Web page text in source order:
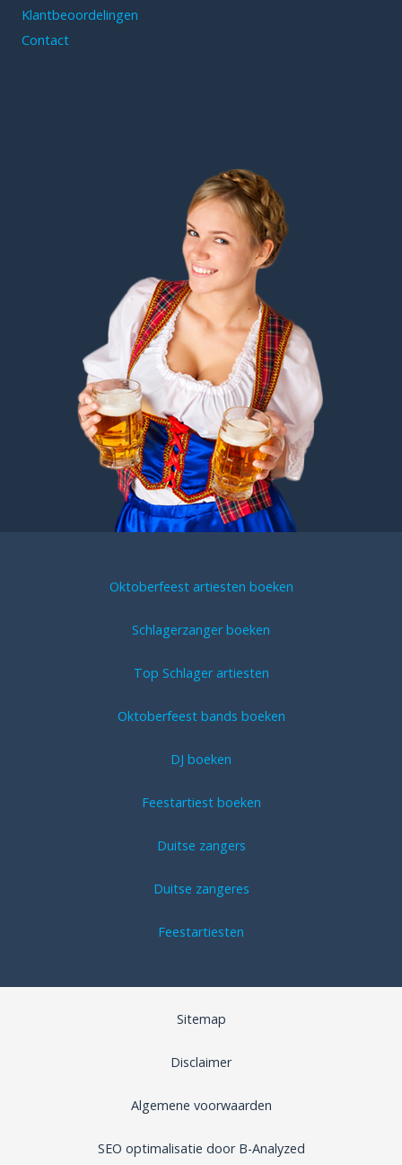
Klantbeoordelingen
Contact
Oktoberfeest artiesten boeken
Schlagerzanger boeken
Top Schlager artiesten
Oktoberfeest bands boeken
DJ boeken
Feestartiest boeken
Duitse zangers
Duitse zangeres
Feestartiesten
Sitemap
Disclaimer
Algemene voorwaarden
SEO optimalisatie door B-Analyzed